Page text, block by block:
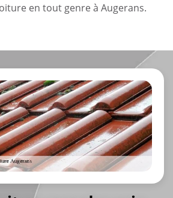
en tout genre à Augerans.